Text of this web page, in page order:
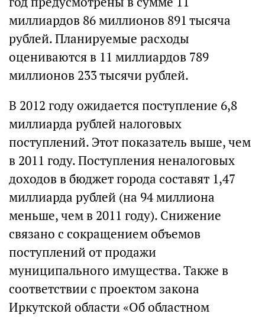
миллиардов 86 миллионов 891 тысяча
рублей. Планируемые расходы
оцениваются в 11 миллиардов 789
миллионов 233 тысячи рублей.
В 2012 году ожидается поступление 6,8
миллиарда рублей налоговых
поступлений. Этот показатель выше, чем
в 2011 году. Поступления неналоговых
доходов в бюджет города составят 1,47
миллиарда рублей (на 94 миллиона
меньше, чем в 2011 году). Снижение
связано с сокращением объемов
поступлений от продажи
муниципального имущества. Также в
соответствии с проектом закона
Иркутской области «Об областном